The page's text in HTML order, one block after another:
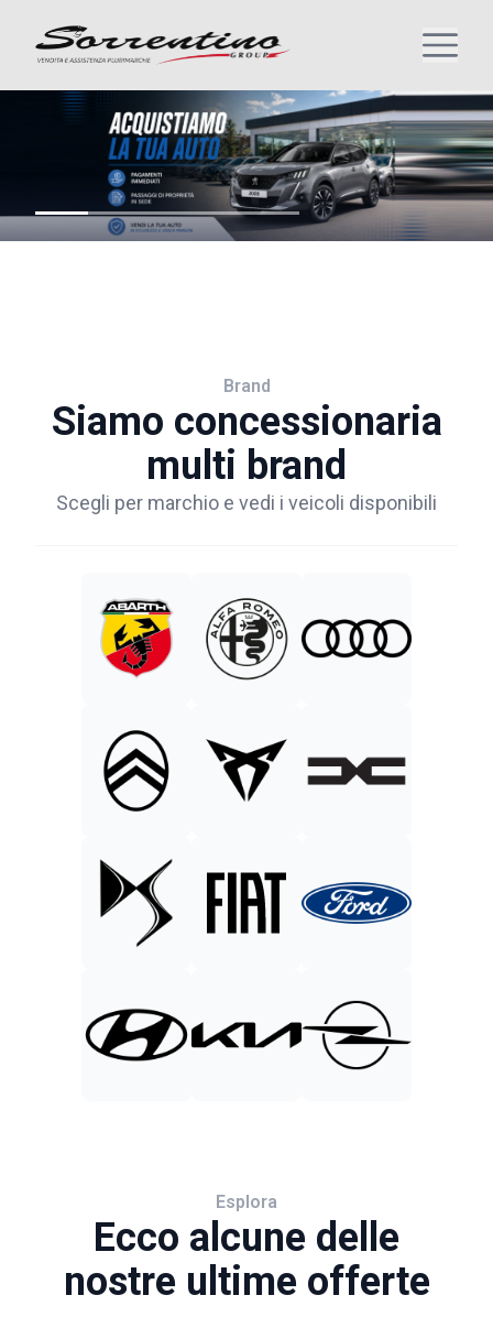
Brand
Siamo concessionaria
multi brand
Scegli per marchio e vedi i veicoli disponibili
Esplora
Ecco alcune delle
nostre ultime offerte